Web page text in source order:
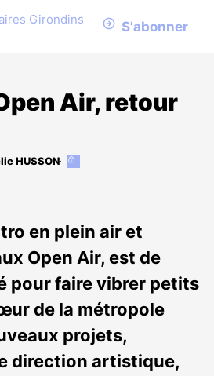
S'abonner
Air, retour
HUSSON
Cet
aux
abonnés
en plein air et
Open Air, est de
pour faire vibrer petits
de la métropole
projets,
direction artistique,